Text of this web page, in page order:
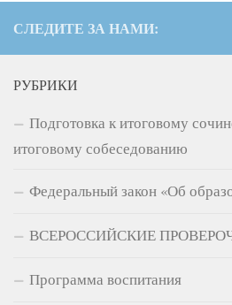
СЛЕДИТЕ ЗА НАМИ:
РУБРИКИ
Подготовка к итоговому
итоговому собеседованию
Федеральный закон «Об
ВСЕРОССИЙСКИЕ
Программа воспитания